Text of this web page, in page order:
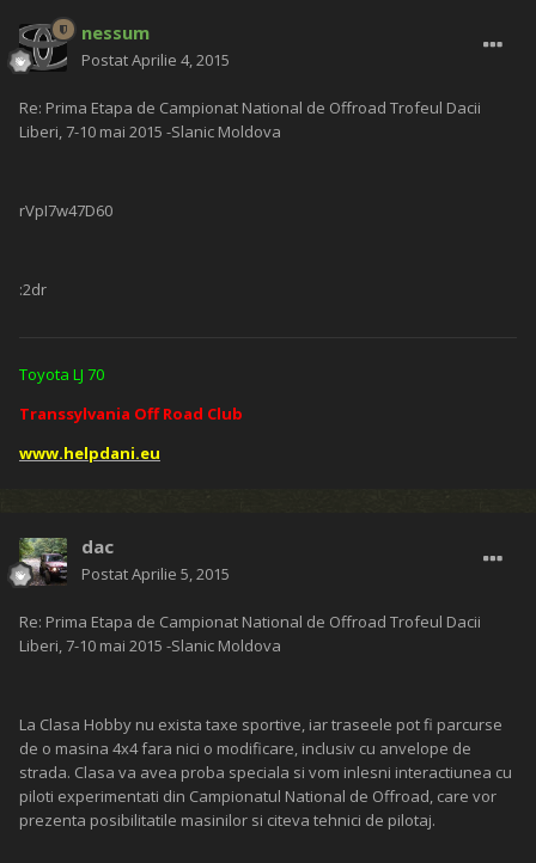
nessum
PostatAprilie 4, 2015
Re: Prima Etapa de Campionat National de Offroad Trofeul Dacii
Liberi, 7-10 mai 2015 -Slanic Moldova
rVpI7w47D60
:2dr
Toyota LJ 70
Transsylvania Off Road Club
www.helpdani.eu
dac
PostatAprilie 5, 2015
Re: Prima Etapa de Campionat National de Offroad Trofeul Dacii
Liberi, 7-10 mai 2015 -Slanic Moldova
La Clasa Hobby nu exista taxe sportive, iar traseele pot fi parcurse
de o masina 4x4 fara nici o modificare, inclusiv cu anvelope de
strada. Clasa va avea proba speciala si vom inlesni interactiunea cu
piloti experimentati din Campionatul National de Offroad, care vor
prezenta posibilitatile masinilor si citeva tehnici de pilotaj.